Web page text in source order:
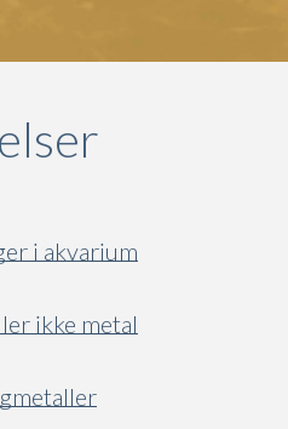
i akvarium
ikke metal